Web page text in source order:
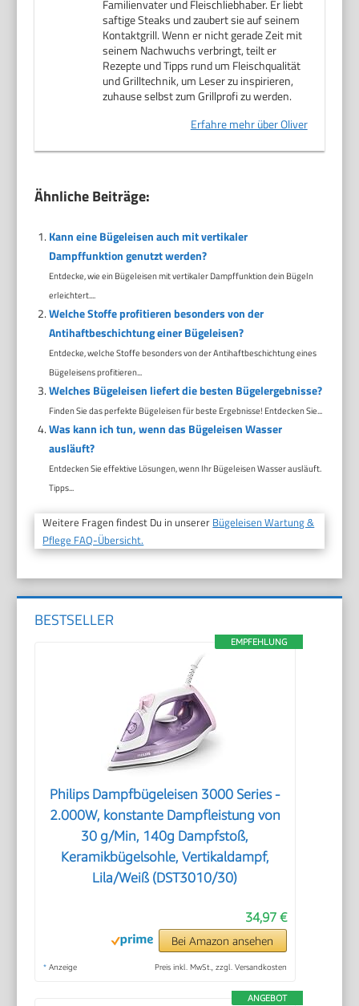
Familienvater und Fleischliebhaber. Er liebt
saftige Steaks und zaubert sie auf seinem
Kontaktgrill. Wenn er nicht gerade Zeit mit
seinem Nachwuchs verbringt, teilt er
Rezepte und Tipps rund um Fleischqualität
und Grilltechnik, um Leser zu inspirieren,
zuhause selbst zum Grillprofi zu werden.
Erfahre mehr über Oliver
Ähnliche Beiträge:
Kann eine Bügeleisen auch mit vertikaler
Dampffunktion genutzt werden?
Entdecke, wie ein Bügeleisen mit vertikaler Dampffunktion dein Bügeln
erleichtert....
Welche Stoffe profitieren besonders von der
Antihaftbeschichtung einer Bügeleisen?
Entdecke, welche Stoffe besonders von der Antihaftbeschichtung eines
Bügeleisens profitieren...
Welches Bügeleisen liefert die besten Bügelergebnisse?
Finden Sie das perfekte Bügeleisen für beste Ergebnisse! Entdecken Sie...
Was kann ich tun, wenn das Bügeleisen Wasser
ausläuft?
Entdecken Sie effektive Lösungen, wenn Ihr Bügeleisen Wasser ausläuft.
Tipps...
Weitere Fragen findest Du in unserer Bügeleisen Wartung &
Pflege FAQ-Übersicht.
BESTSELLER
EMPFEHLUNG
Philips Dampfbügeleisen 3000 Series -
2.000W, konstante Dampfleistung von
30 g/Min, 140g Dampfstoß,
Keramikbügelsohle, Vertikaldampf,
Lila/Weiß (DST3010/30)
34,97 €
Bei Amazon ansehen
* Anzeige Preis inkl. MwSt., zzgl. Versandkosten
ANGEBOT